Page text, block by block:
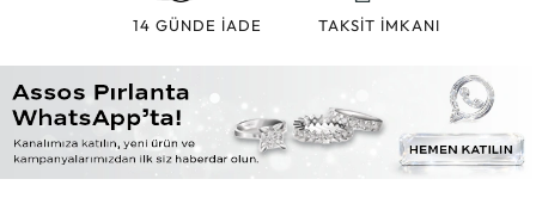
14 GÜNDE İADE TAKSİT İMKANI